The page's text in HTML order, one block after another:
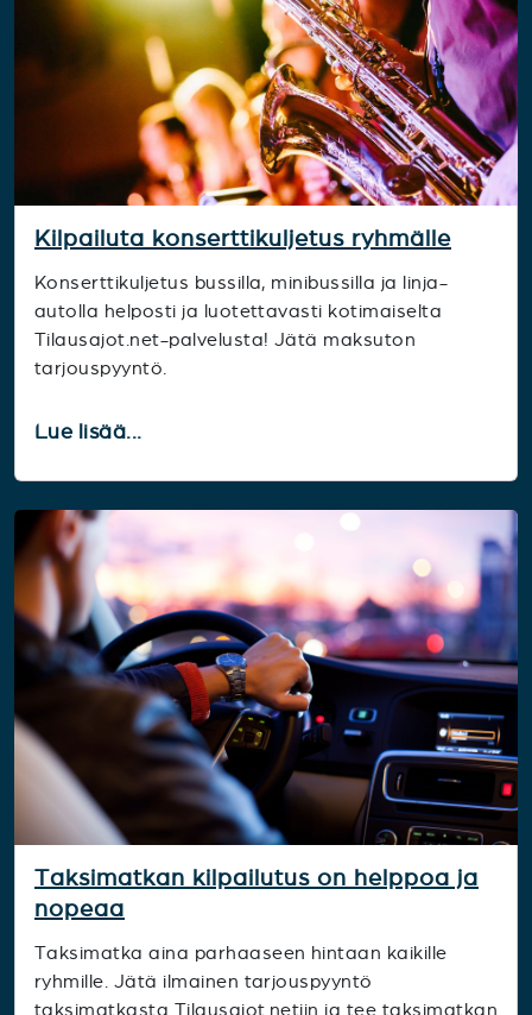
Kilpailuta konserttikuljetus ryhmälle
Konserttikuljetus bussilla, minibussilla ja linja-
autolla helposti ja luotettavasti kotimaiselta
Tilausajot.net-palvelusta! Jätä maksuton
tarjouspyyntö.
Lue lisää...
Taksimatkan kilpailutus on helppoa ja
nopeaa
Taksimatka aina parhaaseen hintaan kaikille
ryhmille. Jätä ilmainen tarjouspyyntö
taksimatkasta Tilausajot.netiin ja tee taksimatkan